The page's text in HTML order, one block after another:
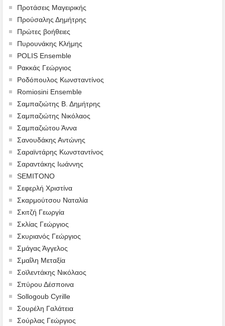
Προτάσεις Μαγειρικής
Προύσαλης Δημήτρης
Πρώτες βοήθειες
Πυρουνάκης Κλήμης
POLIS Ensemble
Ρακκάς Γεώργιος
Ροδόπουλος Κωνσταντίνος
Romiosini Ensemble
Σαμπαζιώτης Β. Δημήτρης
Σαμπαζιώτης Νικόλαος
Σαμπαζιώτου Άννα
Σανουδάκης Αντώνης
Σαραϊντάρης Κωνσταντίνος
Σαραντάκης Ιωάννης
SEMITONO
Σεφερλή Χριστίνα
Σκαρμούτσου Ναταλία
Σκιτζή Γεωργία
Σκλίας Γεώργιος
Σκυριανός Γεώργιος
Σμάγας Άγγελος
Σμαΐλη Μεταξία
Σοϊλεντάκης Νικόλαος
Σπύρου Δέσποινα
Sollogoub Cyrille
Σουρέλη Γαλάτεια
Σούρλας Γεώργιος